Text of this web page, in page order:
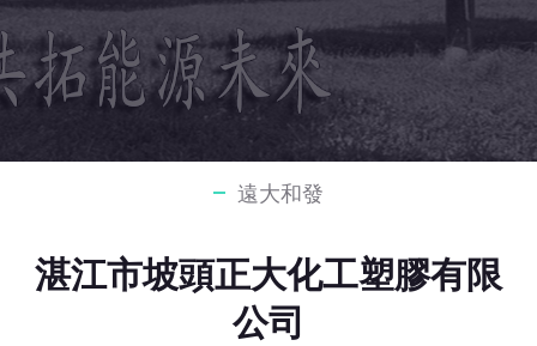
遠大和發
湛江市坡頭正大化工塑膠有限
公司